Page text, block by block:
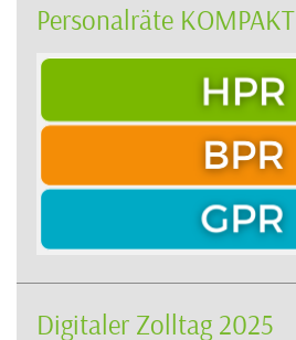
Personalräte KOMPAKT
Digitaler Zolltag 2025